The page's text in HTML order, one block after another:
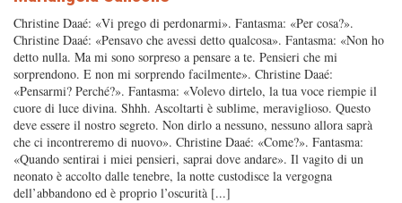
Christine Daaé: «Vi prego di perdonarmi». Fantasma: «Per cosa?».
Christine Daaé: «Pensavo che avessi detto qualcosa». Fantasma: «Non ho
detto nulla. Ma mi sono sorpreso a pensare a te. Pensieri che mi
sorprendono. E non mi sorprendo facilmente». Christine Daaé:
«Pensarmi? Perché?». Fantasma: «Volevo dirtelo, la tua voce riempie il
cuore di luce divina. Shhh. Ascoltarti è sublime, meraviglioso. Questo
deve essere il nostro segreto. Non dirlo a nessuno, nessuno allora saprà
che ci incontreremo di nuovo». Christine Daaé: «Come?». Fantasma:
«Quando sentirai i miei pensieri, saprai dove andare». Il vagito di un
neonato è accolto dalle tenebre, la notte custodisce la vergogna
dell’abbandono ed è proprio l’oscurità [...]